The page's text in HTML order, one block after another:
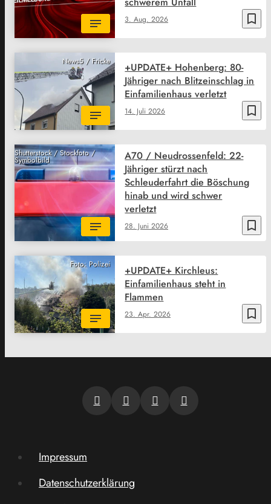
bookmark_border
3. Aug. 2026
News5 / Fricke
bookmark_border
14. Juli 2026
+UPDATE+ Hohenberg: 80-
Jähriger nach Blitzeinschlag in
Einfamilienhaus verletzt
Shutterstock / Stockfoto /
Symbolbild
bookmark_border
28. Juni 2026
A70 / Neudrossenfeld: 22-
Jähriger stürzt nach
Schleuderfahrt die Böschung
hinab und wird schwer
verletzt
Foto: Polizei
bookmark_border
23. Apr. 2026
+UPDATE+ Kirchleus:
Einfamilienhaus steht in
Flammen
Impressum
Datenschutzerklärung